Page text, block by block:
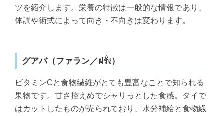
ツを紹介します。栄養の特徴は一般的な情報であり、
体調や術式によって向き・不向きは変わります。
グアバ（ファラン／ฝรั่ง）
ビタミンCと食物繊維がとても豊富なことで知られる
果物です。甘さ控えめでシャリっとした食感。タイで
はカットしたものが売られており、水分補給と食物繊